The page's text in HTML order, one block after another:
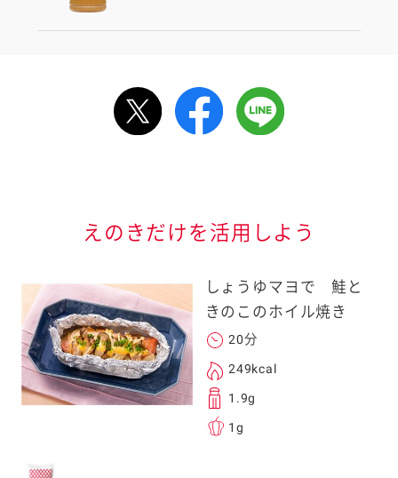
えのきだけを活用しよう
しょうゆマヨで 鮭と
きのこのホイル焼き
20分
249kcal
1.9g
1g